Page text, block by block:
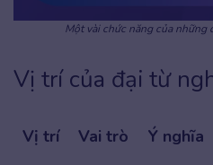
Một vài chức năng của những
Vị trí của đại từ
Vị trí Vai trò Ý nghĩa